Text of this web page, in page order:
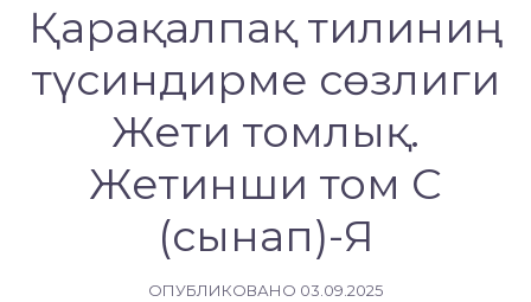
Қарақалпақ тилиниң
түсиндирме сөзлиги
Жети томлық.
Жетинши том C
(сынап)-Я
ОПУБЛИКОВАНО 03.09.2025